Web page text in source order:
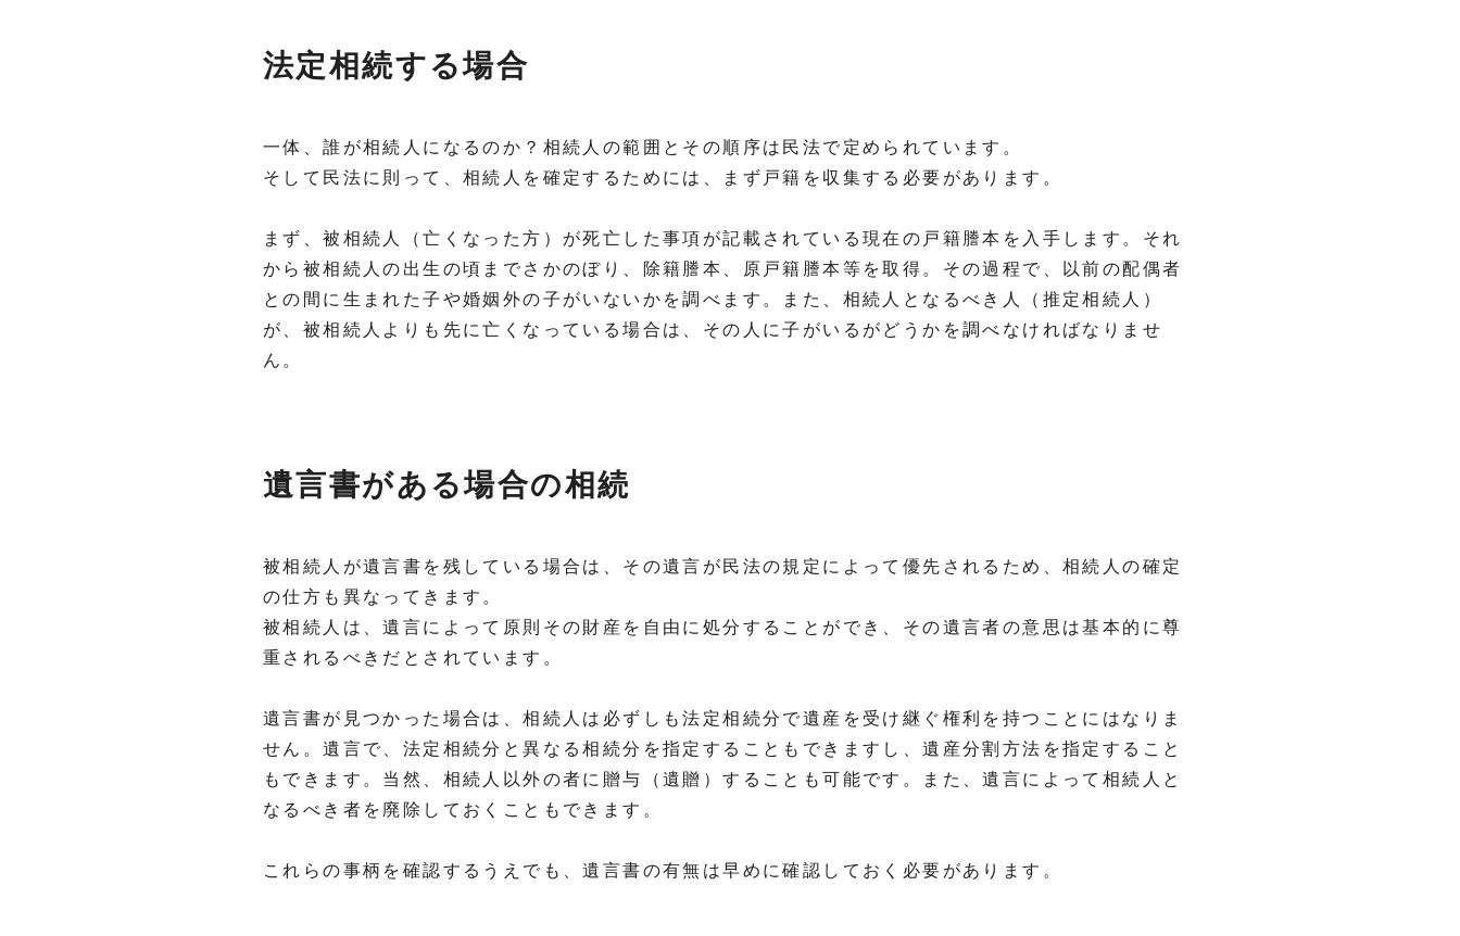
法定相続する場合
一体、誰が相続人になるのか？相続人の範囲とその順序は民法で定められています。
そして民法に則って、相続人を確定するためには、まず戸籍を収集する必要があります。
まず、被相続人（亡くなった方）が死亡した事項が記載されている現在の戸籍謄本を入手します。それ
から被相続人の出生の頃までさかのぼり、除籍謄本、原戸籍謄本等を取得。その過程で、以前の配偶者
との間に生まれた子や婚姻外の子がいないかを調べます。また、相続人となるべき人（推定相続人）
が、被相続人よりも先に亡くなっている場合は、その人に子がいるがどうかを調べなければなりませ
ん。
遺言書がある場合の相続
被相続人が遺言書を残している場合は、その遺言が民法の規定によって優先されるため、相続人の確定
の仕方も異なってきます。
被相続人は、遺言によって原則その財産を自由に処分することができ、その遺言者の意思は基本的に尊
重されるべきだとされています。
遺言書が見つかった場合は、相続人は必ずしも法定相続分で遺産を受け継ぐ権利を持つことにはなりま
せん。遺言で、法定相続分と異なる相続分を指定することもできますし、遺産分割方法を指定すること
もできます。当然、相続人以外の者に贈与（遺贈）することも可能です。また、遺言によって相続人と
なるべき者を廃除しておくこともできます。
これらの事柄を確認するうえでも、遺言書の有無は早めに確認しておく必要があります。